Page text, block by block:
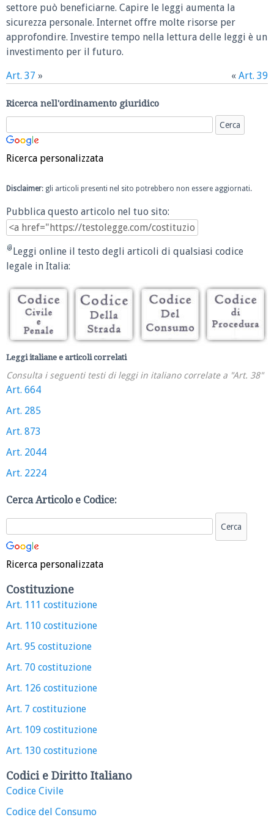
settore può beneficiarne. Capire le leggi aumenta la
sicurezza personale. Internet offre molte risorse per
approfondire. Investire tempo nella lettura delle leggi è un
investimento per il futuro.
Art. 37 » « Art. 39
Ricerca nell'ordinamento giuridico
Ricerca personalizzata
Disclaimer: gli articoli presenti nel sito potrebbero non essere aggiornati.
Pubblica questo articolo nel tuo sito:
Leggi online il testo degli articoli di qualsiasi codice
legale in Italia:
Leggi italiane e articoli correlati
Consulta i seguenti testi di leggi in italiano correlate a "Art. 38"
Art. 664
Art. 285
Art. 873
Art. 2044
Art. 2224
Cerca Articolo e Codice:
Ricerca personalizzata
Costituzione
Art. 111 costituzione
Art. 110 costituzione
Art. 95 costituzione
Art. 70 costituzione
Art. 126 costituzione
Art. 7 costituzione
Art. 109 costituzione
Art. 130 costituzione
Codici e Diritto Italiano
Codice Civile
Codice del Consumo